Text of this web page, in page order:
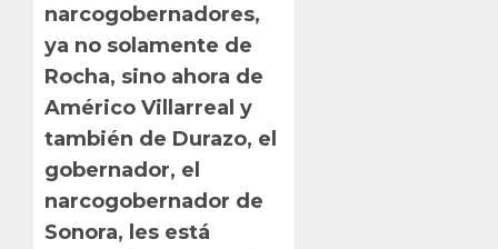
narcogobernadores,
ya no solamente de
Rocha, sino ahora de
Américo Villarreal y
también de Durazo, el
gobernador, el
narcogobernador de
Sonora, les está